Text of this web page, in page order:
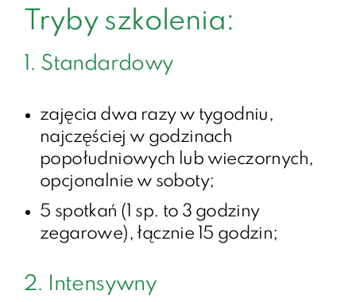
Tryby szkolenia:
1. Standardowy
zajęcia dwa razy w tygodniu,
najczęściej w godzinach
popołudniowych lub wieczornych,
opcjonalnie w soboty;
5 spotkań (1 sp. to 3 godziny
zegarowe), łącznie 15 godzin;
2. Intensywny